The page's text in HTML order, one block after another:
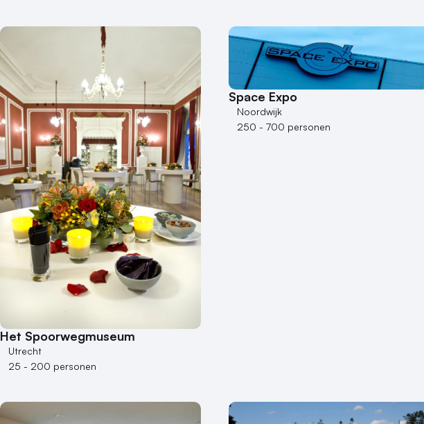
Het Spoorwegmuseum
Utrecht
25 - 200 personen
Space Expo
Noordwijk
250 - 700 personen